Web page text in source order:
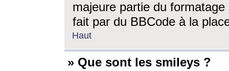
majeure partie du
fait par du BBCode à la
Haut
» Que sont les smileys ?